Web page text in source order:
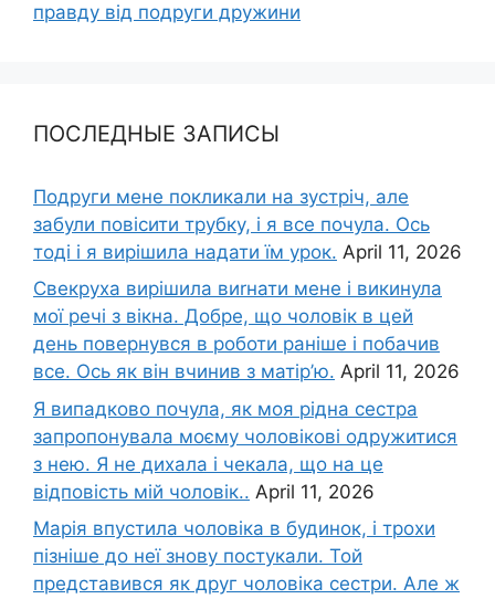
правду від подруги дружини
ПОСЛЕДНЫЕ ЗАПИСЫ
Подруги мене покликали на зустріч, але
забули повісити трубку, і я все почула. Ось
тоді і я вирішила надати їм урок. April 11, 2026
Свекруха вирішила виrнати мене і викинула
мої речі з вікна. Добре, що чоловік в цей
день повернувся в роботи раніше і побачив
все. Ось як він вчинив з матір’ю. April 11, 2026
Я випадково почула, як моя рідна сестра
запропонувала моєму чоловікові одружитися
з нею. Я не дихала і чекала, що на це
відповість мій чоловік.. April 11, 2026
Марія впустила чоловіка в будинок, і трохи
пізніше до неї знову постукали. Той
представився як друг чоловіка сестри. Але ж